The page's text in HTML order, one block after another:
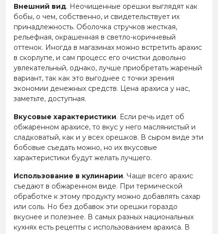
Внешний вид. Неочищенные орешки выглядят как
бобы, о чем, собственно, и свидетельствует их
принадлежность. Оболочка стручков жесткая,
рельефная, окрашенная в светло-коричневый
оттенок. Иногда в магазинах можно встретить арахис
в скорлупе, и сам процесс его очистки довольно
увлекательный, однако, лучше приобретать жареный
вариант, так как это выгоднее с точки зрения
экономии денежных средств. Цена арахиса у нас,
заметьте, доступная.
Вкусовые характеристики. Если речь идет об
обжаренном арахисе, то вкус у него маслянистый и
сладковатый, как и у всех орешков. В сыром виде эти
бобовые съедать можно, но их вкусовые
характеристики будут желать лучшего.
Использование в кулинарии. Чаще всего арахис
съедают в обжаренном виде. При термической
обработке к этому продукту можно добавлять сахар
или соль. Но без добавок эти орешки гораздо
вкуснее и полезнее. В самых разных национальных
кухнях есть рецепты с использованием арахиса. В